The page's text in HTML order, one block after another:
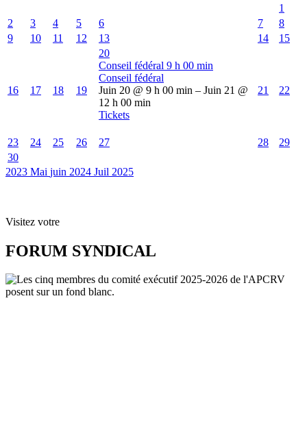
1
2
3 4 5 6 7
8
9
10 11 12 13 14 15
16 17 18 19
20
Conseil fédéral 9 h 00 min
Conseil fédéral
Juin 20 @ 9 h 00 min – Juin 21 @
12 h 00 min
Tickets
21 22
23 24 25 26 27 28
29
30
2023 Mai juin 2024 Juil 2025
Visitez votre
FORUM SYNDICAL